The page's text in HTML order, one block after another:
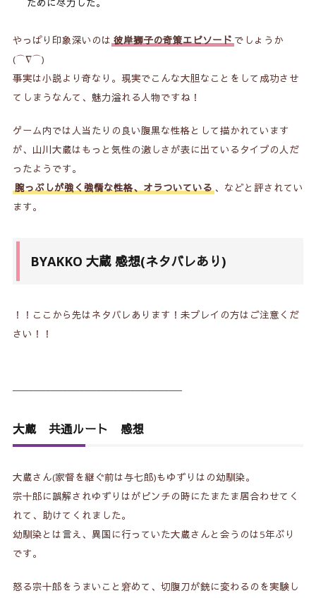
やっぱり印象深いのは 彼岸獅子の奇策エピソード でしょうか
(⌒∇⌒)
事実は小説より奇なり。現実でこんな大胆なことをして成功させ
てしまうなんて、魅力溢れる人物ですね！
ゲーム内では人当たりの良い腹黒な性格として描かれています
が、山川大蔵はもっと気性の激しさが表に出ているタイプの人だ
ったようです。
腕っぷしが強く強情な性格、オラついている 、などと評されてい
ます。
BYAKKO 大蔵 感想(ネタバレあり)
！！ここから先はネタバレあります！未プレイの方はご注意くだ
さい！！
大蔵 共通ルート 感想
大蔵さん(家督を継ぐ前は与七郎)もゆずりはの幼馴染。
宗十郎に誤解されゆずりはがピンチの時にたまたま居合わせてく
れて、助けてくれました。
幼馴染とは言え、異国に行っていた大蔵さんと会うのは5年ぶり
です。
怒る宗十郎をうまいこと窘めて、切腹刀が銃に変わるのを実験し